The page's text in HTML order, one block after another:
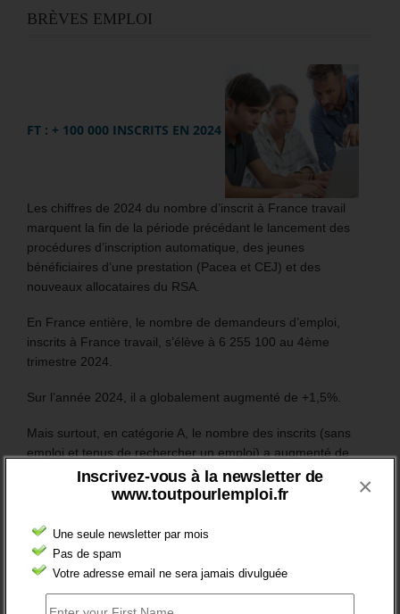
Inscrivez-vous à la newsletter de
www.toutpourlemploi.fr
Une seule newsletter par mois
Pas de spam
Votre adresse email ne sera jamais divulguée
×
BRÈVES EMPLOI
FT : + 100 000 INSCRITS EN 2024
Les chiffres de 2024 du nombre d’inscrit à France travail
marquent la fin de la période précédant le lancement des
procédures d’inscription automatique, des jeunes
bénéficiaires d’une prestation (Pacea et CEJ) et des
nouveaux allocataires du RSA.
En France entière, le nombre de demandeurs d’emploi,
inscrits à France travail, s’élève à 6 255 100 au 4ème
trimestre 2024.
Sur l’année 2024, il a globalement augmenté de +1,5%.
Mais surtout, en catégorie A, le nombre des inscrits (sans
emploi et tenus de rechercher un emploi) a augmenté de
106 200 (soit +3,5%).
Plus généralement, le nombre des inscrits tenus de
rechercher un emploi (A, B ou C) aura augmenté de 97 200
sur un an (soit +1,8%).
RESTEZ EN CONTACT